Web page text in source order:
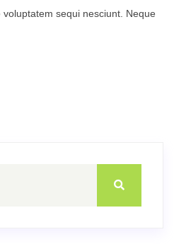
sequi nesciunt. Neque